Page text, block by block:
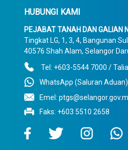
HUBUNGI KAMI
PEJABAT TANAH DAN GALIAN
Tingkat LG, 1, 3, 4, Bangunan
40576 Shah Alam, Selangor
Tel: +603-5544 7000 /
WhatsApp (Saluran
Emel:
Faks: +603 5510 2658